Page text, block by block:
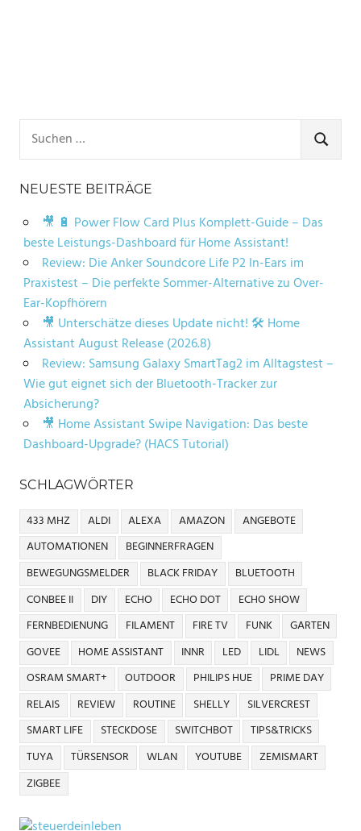
nach:
SUCHEN
NEUESTE BEITRÄGE
🎥 🔋 Power Flow Card Plus Komplett-Guide – Das
beste Leistungs-Dashboard für Home Assistant!
Review: Die Anker Soundcore Life P2 In-Ears im
Praxistest – Die perfekte Sommer-Alternative zu Over-
Ear-Kopfhörern
🎥 Unterschätze dieses Update nicht! 🛠️ Home
Assistant August Release (2026.8)
Review: Samsung Galaxy SmartTag2 im Alltagstest –
Wie gut eignet sich der Bluetooth-Tracker zur
Absicherung?
🎥 Home Assistant Swipe Navigation: Das beste
Dashboard-Upgrade? (HACS Tutorial)
SCHLAGWÖRTER
433 MHZ ALDI ALEXA AMAZON
ANGEBOTE
AUTOMATIONEN
BEGINNERFRAGEN
BEWEGUNGSMELDER
BLACK FRIDAY
BLUETOOTH
CONBEE II
DIY ECHO ECHO DOT
ECHO SHOW
FERNBEDIENUNG
FILAMENT FIRE TV FUNK
GARTEN
GOVEE
HOME ASSISTANT INNR LED LIDL
NEWS
OSRAM SMART+
OUTDOOR PHILIPS HUE
PRIME DAY
RELAIS
REVIEW ROUTINE SHELLY
SILVERCREST
SMART LIFE
STECKDOSE SWITCHBOT
TIPS&TRICKS
TUYA
TÜRSENSOR WLAN YOUTUBE
ZEMISMART
ZIGBEE